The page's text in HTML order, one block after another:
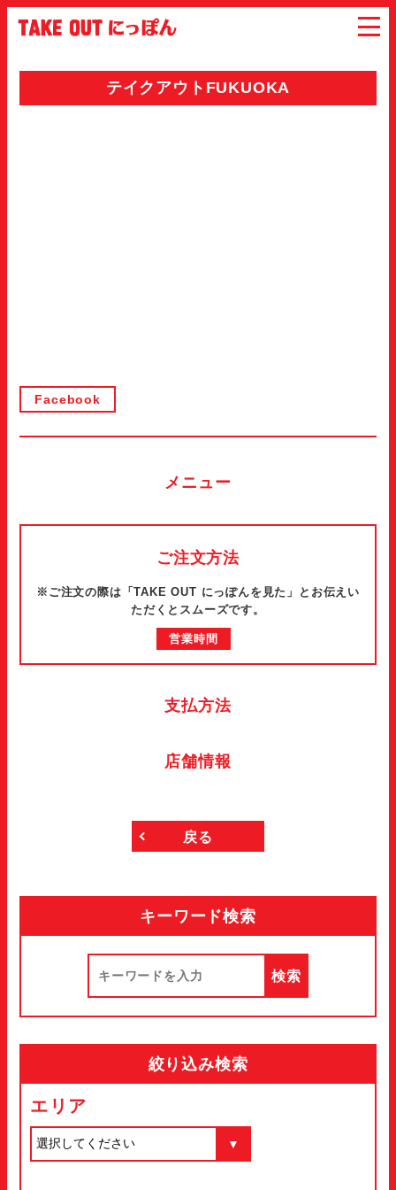
テイクアウトFUKUOKA
Facebook
メニュー
ご注文方法
※ご注文の際は「TAKE OUT にっぽんを見た」とお伝えい
ただくとスムーズです。
営業時間
支払方法
店舗情報
戻る
キーワード検索
絞り込み検索
エリア